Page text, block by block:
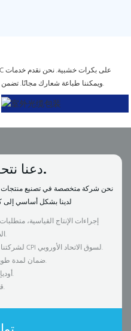
OEM ويمكننا طباعة شعارك مجانًا. تضمن البكرة الخشبية السلامة وسهلة التعامل.
دعنا نتحدث عن مشروعك الآن.
نحن شركة متخصصة في تصنيع منتجات
إجراءات الإنتاج القياسية،
الصارمة، التفتيش بنسبة 100٪ في كل إجراء.
لدينا شهادة ISO لشركتنا ومنتجاتنا، ولدينا شهادة CPI لسوق الاتحاد الأوروبي.
ضمان لمدة طويلة، كابل الألياف مدى الحياة بعد الخدمة.
OEM & أوديإم، العينات المتاحة في 1 ~ 3 أيام.
قدرة تنافسية ممتازة في السوق العالمية.